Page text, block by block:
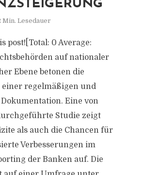
Min. Lesedauer
post![Total: 0 Average:
auf nationaler
Ebene betonen die
regelmäßigen und
Eine von
Studie zeigt
als auch die Chancen für
Verbesserungen im
der Banken auf. Die